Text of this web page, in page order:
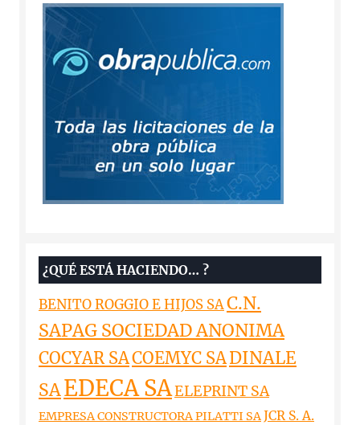
¿QUÉ ESTÁ HACIENDO… ?
BENITO ROGGIO E HIJOS SAC.N.
SAPAG SOCIEDAD ANONIMA
COCYAR SACOEMYC SADINALE
SAEDECA SAELEPRINT SA
EMPRESA CONSTRUCTORA PILATTI SAJCR S. A.